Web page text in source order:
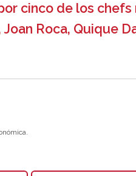
cinco de los
Roca, Quique